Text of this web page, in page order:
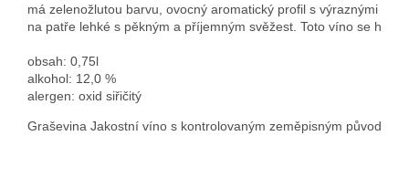
má zelenožlutou barvu, ovocný aromatický profil s výraznými
na patře lehké s pěkným a příjemným svěžest. Toto víno se hodí
obsah: 0,75l
alkohol: 12,0 %
alergen: oxid siřičitý
Graševina Jakostní víno s kontrolovaným zeměpisným původem